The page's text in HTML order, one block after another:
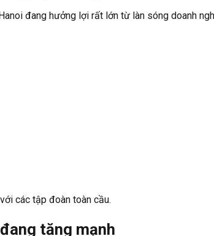
đang hưởng lợi rất lớn từ làn sóng doanh
các tập đoàn toàn cầu.
tăng mạnh